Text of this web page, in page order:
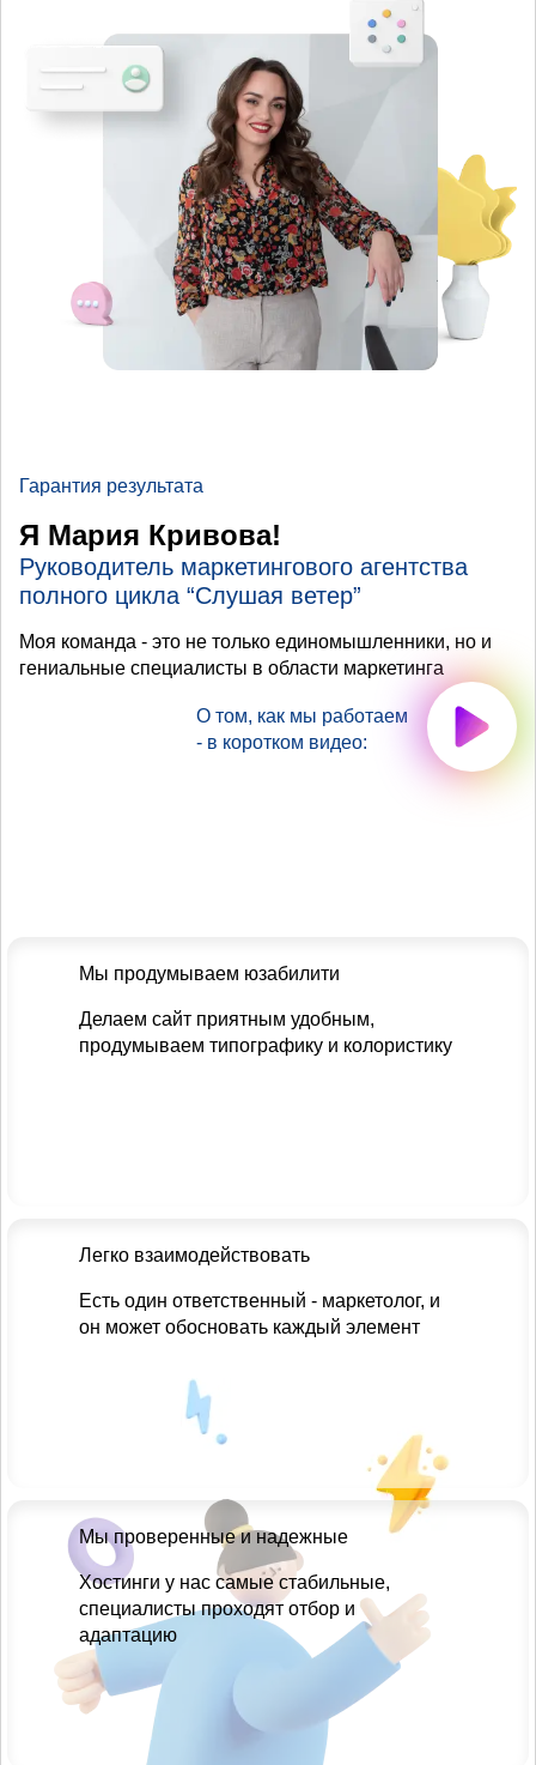
Гарантия результата
Я Мария Кривова!
Руководитель маркетингового агентства
полного цикла “Слушая ветер”
Моя команда - это не только единомышленники, но и
гениальные специалисты в области маркетинга
О том, как мы работаем
- в коротком видео:
Мы продумываем юзабилити
Делаем сайт приятным удобным,
продумываем типографику и колористику
Легко взаимодействовать
Есть один ответственный - маркетолог, и
он может обосновать каждый элемент
Мы проверенные и надежные
Хостинги у нас самые стабильные,
специалисты проходят отбор и
адаптацию